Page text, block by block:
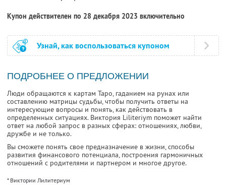
Купон действителен по 28 декабря 2023 включительно
Узнай, как воспользоваться купоном
ПОДРОБНЕЕ О ПРЕДЛОЖЕНИИ
Люди обращаются к картам Таро, гаданием на рунах или
составлению матрицы судьбы, чтобы получить ответы на
интересующие вопросы и понять, как действовать в
определенных ситуациях. Виктория Liliteriym поможет найти
ответ на любой запрос в разных сферах: отношениях, любви,
дружбе и не только.
Вы сможете понять свое предназначение в жизни, способы
развития финансового потенциала, построения гармоничных
отношений с родителями и партнером и многое другое.
* Виктории Лилитериум